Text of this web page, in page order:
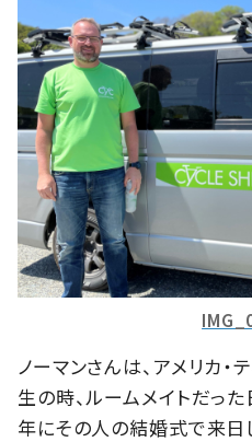
ノーマンさんは、アメリカ
生の時、ルームメイトだっ
年にその人の結婚式で来日